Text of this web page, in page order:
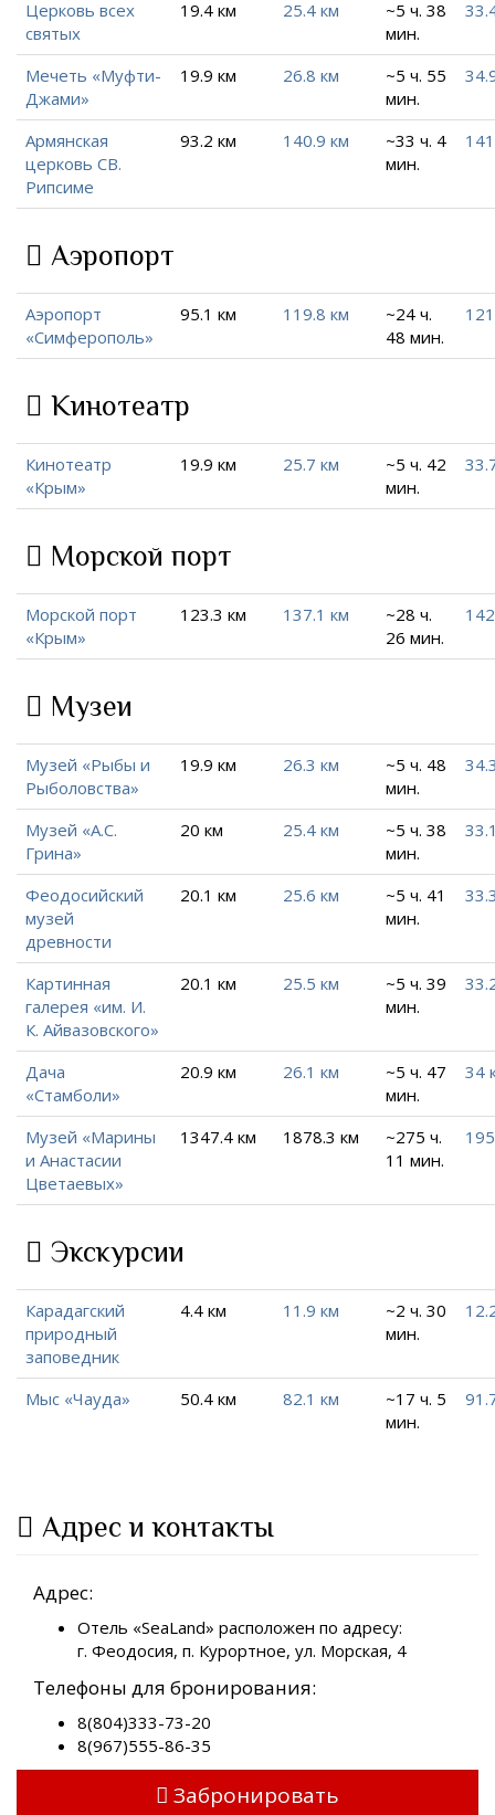
Церковь всех
святых
19.4 км 25.4 км
~5 ч. 38
мин.
Мечеть «Муфти-
Джами»
19.9 км 26.8 км
~5 ч. 55
мин.
Армянская
церковь СВ.
Рипсиме
93.2 км 140.9 км
~33 ч. 4
мин.
Аэропорт
Аэропорт
«Симферополь»
95.1 км 119.8 км
~24 ч.
48 мин.
Кинотеатр
Кинотеатр
«Крым»
19.9 км 25.7 км
~5 ч. 42
мин.
Морской порт
Морской порт
«Крым»
123.3 км 137.1 км
~28 ч.
26 мин.
Музеи
Музей «Рыбы и
Рыболовства»
19.9 км 26.3 км
~5 ч. 48
мин.
Музей «А.С.
Грина»
20 км 25.4 км
~5 ч. 38
мин.
Феодосийский
музей
древности
20.1 км 25.6 км
~5 ч. 41
мин.
Картинная
галерея «им. И.
К. Айвазовского»
20.1 км 25.5 км
~5 ч. 39
мин.
Дача
«Стамболи»
20.9 км 26.1 км
~5 ч. 47
мин.
34
Музей «Марины
и Анастасии
Цветаевых»
1347.4 км 1878.3 км
~275 ч.
11 мин.
Экскурсии
Карадагский
природный
заповедник
4.4 км 11.9 км
~2 ч. 30
мин.
Мыс «Чауда» 50.4 км 82.1 км
~17 ч. 5
мин.
Адрес и контакты
Адрес:
Отель «SeaLand» расположен по адресу:
г. Феодосия, п. Курортное, ул. Морская, 4
Телефоны для бронирования:
8(804)333-73-20
8(967)555-86-35
Забронировать